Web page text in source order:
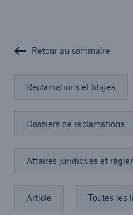
Retour au sommaire
Réclamations et litiges
Dossiers de réclamations
Affaires juridiques et
Article Toutes les